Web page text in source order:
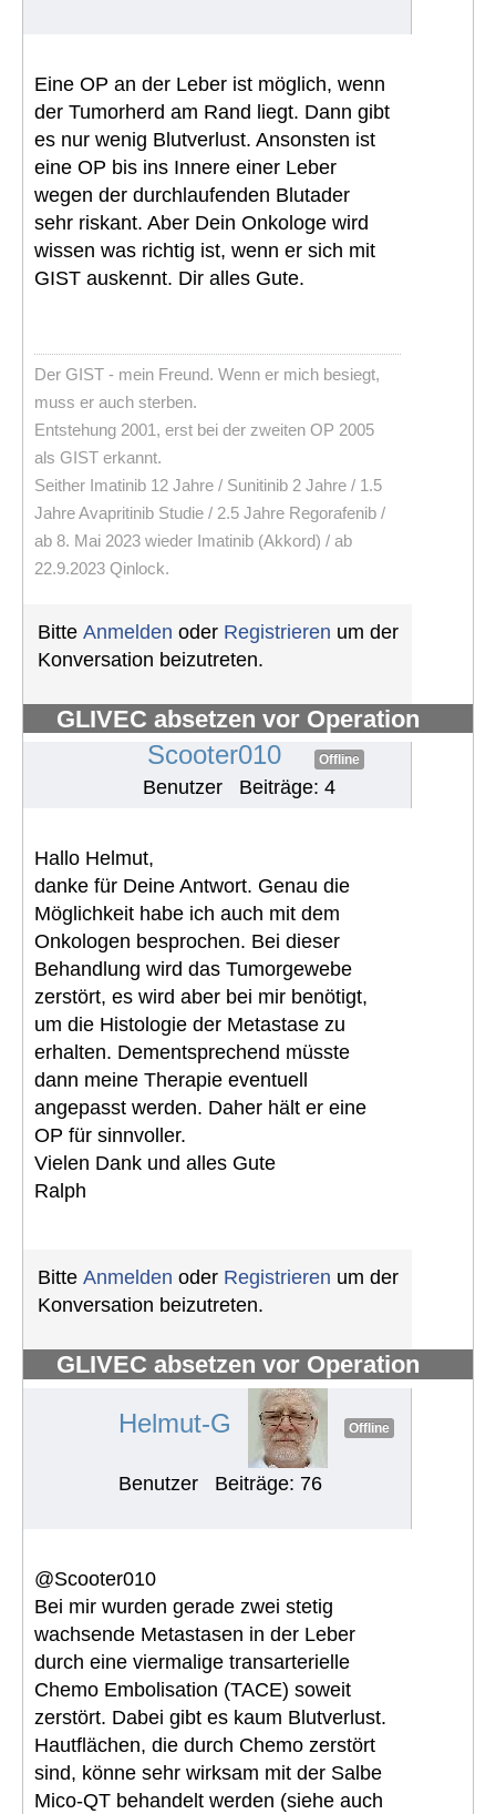
Eine OP an der Leber ist möglich, wenn
der Tumorherd am Rand liegt. Dann gibt
es nur wenig Blutverlust. Ansonsten ist
eine OP bis ins Innere einer Leber
wegen der durchlaufenden Blutader
sehr riskant. Aber Dein Onkologe wird
wissen was richtig ist, wenn er sich mit
GIST auskennt. Dir alles Gute.
Der GIST - mein Freund. Wenn er mich besiegt,
muss er auch sterben.
Entstehung 2001, erst bei der zweiten OP 2005
als GIST erkannt.
Seither Imatinib 12 Jahre / Sunitinib 2 Jahre / 1.5
Jahre Avapritinib Studie / 2.5 Jahre Regorafenib /
ab 8. Mai 2023 wieder Imatinib (Akkord) / ab
22.9.2023 Qinlock.
Bitte Anmelden oder Registrieren um der
Konversation beizutreten.
GLIVEC absetzen vor Operation
Scooter010 Offline
Benutzer Beiträge: 4
Hallo Helmut,
danke für Deine Antwort. Genau die
Möglichkeit habe ich auch mit dem
Onkologen besprochen. Bei dieser
Behandlung wird das Tumorgewebe
zerstört, es wird aber bei mir benötigt,
um die Histologie der Metastase zu
erhalten. Dementsprechend müsste
dann meine Therapie eventuell
angepasst werden. Daher hält er eine
OP für sinnvoller.
Vielen Dank und alles Gute
Ralph
Bitte Anmelden oder Registrieren um der
Konversation beizutreten.
GLIVEC absetzen vor Operation
Helmut-G Offline
Benutzer Beiträge: 76
@Scooter010
Bei mir wurden gerade zwei stetig
wachsende Metastasen in der Leber
durch eine viermalige transarterielle
Chemo Embolisation (TACE) soweit
zerstört. Dabei gibt es kaum Blutverlust.
Hautflächen, die durch Chemo zerstört
sind, könne sehr wirksam mit der Salbe
Mico-QT behandelt werden (siehe auch